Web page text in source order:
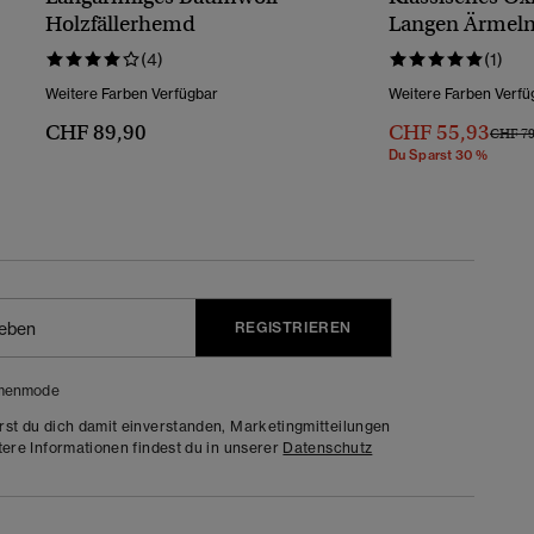
Holzfällerhemd
(4)
Weitere Farben Verfügbar
CHF 89,90
Langen
(1)
Weitere Farben
CHF 55,93Preis
CHF
Du Sparst 30 %
REGISTRIEREN
du dich damit einverstanden, Marketingmitteilungen
Informationen findest du in unserer Datenschutz